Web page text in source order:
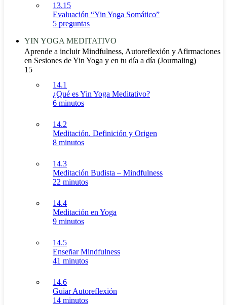
13.15
Evaluación “Yin Yoga Somático”
5 preguntas
YIN YOGA MEDITATIVO
Aprende a incluir Mindfulness, Autoreflexión y Afirmaciones
en Sesiones de Yin Yoga y en tu día a día (Journaling)
15
14.1
¿Qué es Yin Yoga Meditativo?
6 minutos
14.2
Meditación. Definición y Origen
8 minutos
14.3
Meditación Budista – Mindfulness
22 minutos
14.4
Meditación en Yoga
9 minutos
14.5
Enseñar Mindfulness
41 minutos
14.6
Guiar Autoreflexión
14 minutos